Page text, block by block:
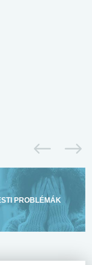
PROBLÉMÁK